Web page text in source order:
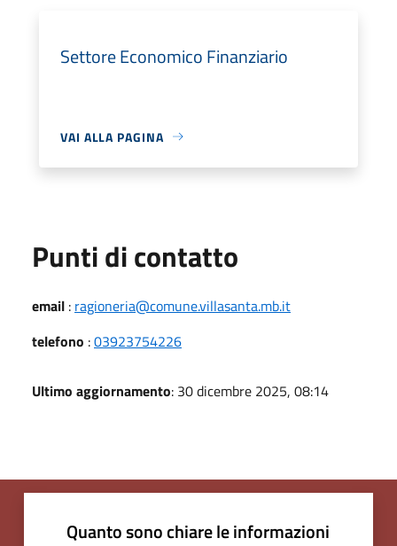
Settore Economico Finanziario
VAI ALLA PAGINA
Punti di contatto
email : ragioneria@comune.villasanta.mb.it
telefono :03923754226
Ultimo aggiornamento: 30 dicembre 2025, 08:14
Quanto sono chiare le informazioni